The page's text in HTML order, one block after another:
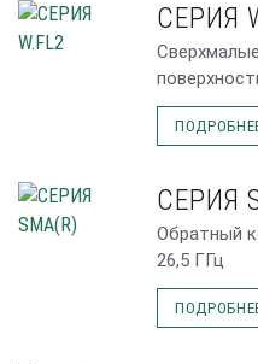
СЕРИЯ
СЕРИЯ
Обратный
26,5 ГГц